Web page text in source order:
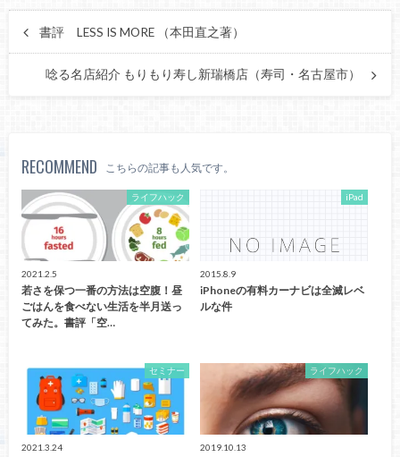
書評 LESS IS MORE （本田直之著）
唸る名店紹介 もりもり寿し新瑞橋店（寿司・名古屋市）
RECOMMEND こちらの記事も人気です。
ライフハック
2021.2.5
若さを保つ一番の方法は空腹！昼
ごはんを食べない生活を半月送っ
てみた。書評「空…
iPad
2015.8.9
iPhoneの有料カーナビは全滅レベ
ルな件
セミナー
2021.3.24
ライフハック
2019.10.13